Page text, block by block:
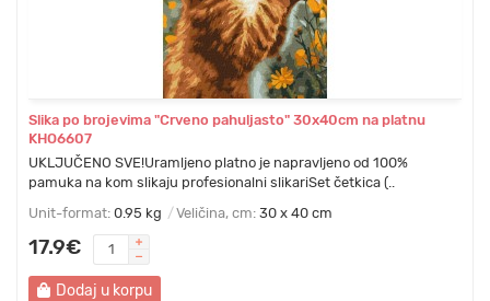
Slika po brojevima "Crveno pahuljasto" 30x40cm na platnu
KHO6607
UKLJUČENO SVE!Uramljeno platno je napravljeno od 100%
pamuka na kom slikaju profesionalni slikariSet četkica (..
Unit-format: 0.95 kg Veličina, cm: 30 x 40 cm
17.9€
Dodaj u korpu